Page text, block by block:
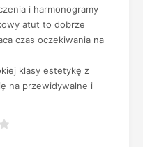
i harmonogramy
atut to dobrze
czas oczekiwania na
klasy estetykę z
na przewidywalne i